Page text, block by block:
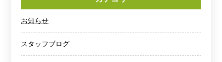
お知らせ
スタッフブログ